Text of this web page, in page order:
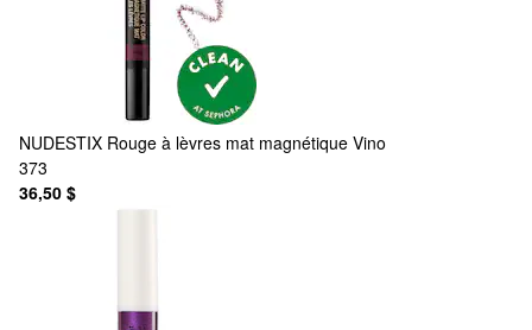
NUDESTIX Rouge à lèvres mat magnétique Vino
373
36,50 $